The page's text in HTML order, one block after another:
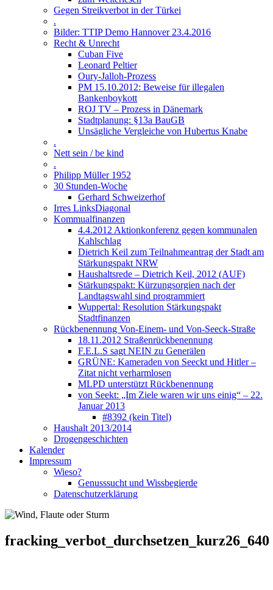
Gegen Streikverbot in der Türkei
.
Bilder: TTIP Demo Hannover 23.4.2016
Recht & Unrecht
Cuban Five
Leonard Peltier
Oury-Jalloh-Prozess
PM 15.10.2012: Beweise für illegalen
Bankenboykott
ROJ TV – Prozess in Dänemark
Stadtplanung: §13a BauGB
Unsägliche Vergleiche von Hubertus Knabe
.
Nett sein / be kind
.
Philipp Müller 1952
30 Stunden-Woche
Gerhard Schweizerhof
Irres LinksDiagonal
Kommualfinanzen
4.4.2012 Aktionkonferenz gegen kommunalen
Kahlschlag
Dietrich Keil zum Teilnahmeantrag der Stadt am
Stärkungspakt NRW
Haushaltsrede – Dietrich Keil, 2012 (AUF)
Stärkungspakt: Kürzungsorgien nach der
Landtagswahl sind programmiert
Wuppertal: Resolution Stärkungspakt
Stadtfinanzen
Rückbenennung Von-Einem- und Von-Seeck-Straße
18.11.2012 Straßenrückbenennung
F.E.L.S sagt NEIN zu Generälen
GRÜNE: Kameraden von Seeckt und Hitler –
Zitat nicht verharmlosen
MLPD unterstützt Rückbenennung
von Seekt: „Im Ziele waren wir uns einig“ – 22.
Januar 2013
#8392 (kein Titel)
Haushalt 2013/2014
Drogengeschichten
Kalender
Impressum
Wieso?
Genusssucht und Wissbegierde
Datenschutzerklärung
fracking_verbot_durchsetzen_kurz26_640